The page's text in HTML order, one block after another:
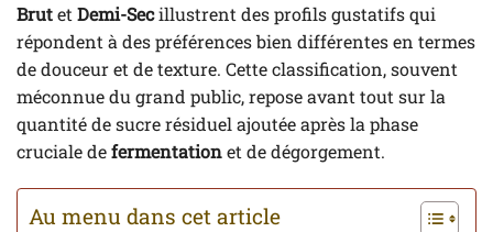
BrutetDemi-Secillustrent des profils gustatifs qui
répondent à des préférences bien différentes en termes
de douceur et de texture. Cette classification, souvent
méconnue du grand public, repose avant tout sur la
quantité de sucre résiduel ajoutée après la phase
cruciale defermentationet de dégorgement.
Au menu dans cet article